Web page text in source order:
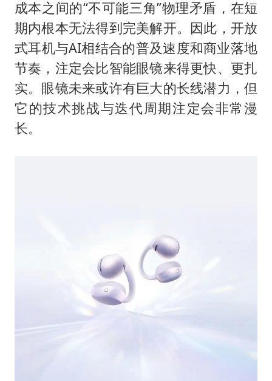
成本之间的“不可能三角”物理矛盾，在短
期内根本无法得到完美解开。因此，开放
式耳机与AI相结合的普及速度和商业落地
节奏，注定会比智能眼镜来得更快、更扎
实。眼镜未来或许有巨大的长线潜力，但
它的技术挑战与迭代周期注定会非常漫
长。